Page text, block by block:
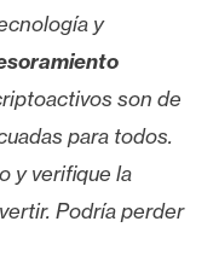
y
son de
para todos.
y verifique la
Podría perder